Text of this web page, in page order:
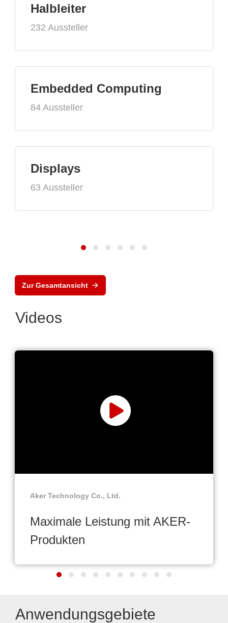
Halbleiter
232 Aussteller
Embedded Computing
84 Aussteller
Displays
63 Aussteller
Zur Gesamtansicht
Videos
Aker Technology Co., Ltd.
Maximale Leistung mit AKER-
Produkten
Anwendungsgebiete